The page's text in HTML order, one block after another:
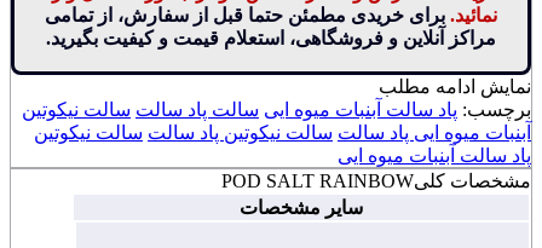
نمائید. برای خریدی مطمئن حتما قبل از سفارش، از تمامی
مراکز آنلاین و فروشگاهی، استعلام قیمت و کیفیت بگیرید.
نمایش ادامه مطلب
برچسب: پاد سالت آبنبات میوه ایی سالت پاد سالت سالت نیکوتین
آبنبات میوه ایی پاد سالت سالت نیکوتین پاد سالت سالت نیکوتین
پاد سالت آبنبات میوه ایی
مشخصات کلیPOD SALT RAINBOW
سایر مشخصات